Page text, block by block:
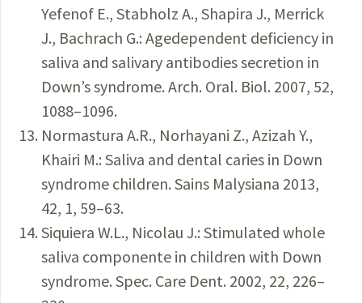
Yefenof E., Stabholz A., Shapira J., Merrick
J., Bachrach G.: Agedependent deficiency in
saliva and salivary antibodies secretion in
Down’s syndrome. Arch. Oral. Biol. 2007, 52,
1088–1096.
Normastura A.R., Norhayani Z., Azizah Y.,
Khairi M.: Saliva and dental caries in Down
syndrome children. Sains Malysiana 2013,
42, 1, 59–63.
Siquiera W.L., Nicolau J.: Stimulated whole
saliva componente in children with Down
syndrome. Spec. Care Dent. 2002, 22, 226–